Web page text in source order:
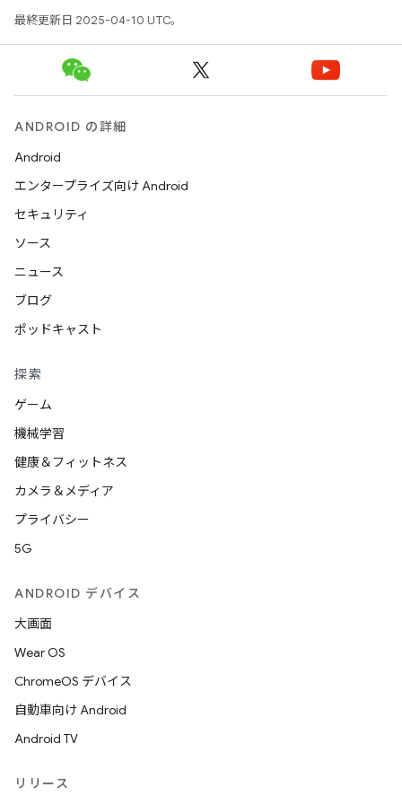
最終更新日 2025-04-10 UTC。
ANDROID の詳細
Android
エンタープライズ向け Android
セキュリティ
ソース
ニュース
ブログ
ポッドキャスト
探索
ゲーム
機械学習
健康＆フィットネス
カメラ＆メディア
プライバシー
5G
ANDROID デバイス
大画面
Wear OS
ChromeOS デバイス
自動車向け Android
Android TV
リリース